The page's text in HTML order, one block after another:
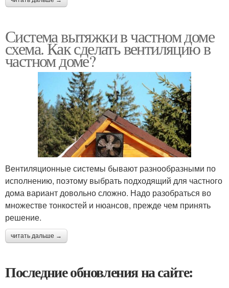
Система вытяжки в частном доме
схема. Как сделать вентиляцию в
частном доме?
Вентиляционные системы бывают разнообразными по
исполнению, поэтому выбрать подходящий для частного
дома вариант довольно сложно. Надо разобраться во
множестве тонкостей и нюансов, прежде чем принять
решение.
читать дальше →
Последние обновления на сайте: